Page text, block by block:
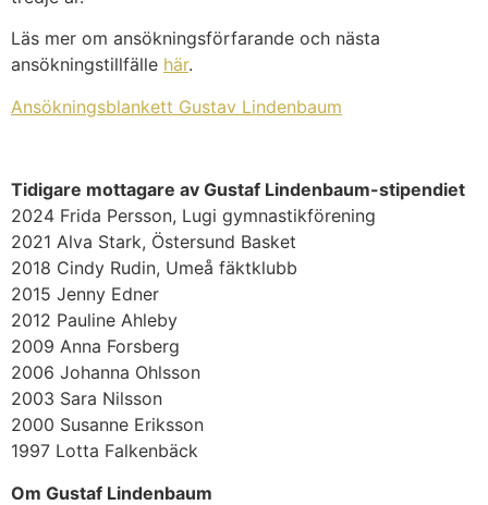
Läs mer om ansökningsförfarande och nästa
ansökningstillfälle här.
Ansökningsblankett Gustav Lindenbaum
Tidigare mottagare av Gustaf Lindenbaum-stipendiet
2024 Frida Persson, Lugi gymnastikförening
2021 Alva Stark, Östersund Basket
2018 Cindy Rudin, Umeå fäktklubb
2015 Jenny Edner
2012 Pauline Ahleby
2009 Anna Forsberg
2006 Johanna Ohlsson
2003 Sara Nilsson
2000 Susanne Eriksson
1997 Lotta Falkenbäck
Om Gustaf Lindenbaum